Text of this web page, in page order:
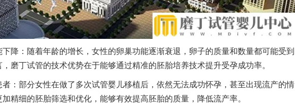
降：随着年龄的增长，女性的卵巢功能逐渐衰退，卵子的质量和数量都可能受到
磨丁试管的技术优势在于能够通过精准的胚胎培养技术提升受孕成功率。
：部分女性在做了多次试管婴儿移植后，依然无法成功怀孕，甚至出现流产的情
精细的胚胎筛选和优化，能够有效提高胚胎的质量，降低流产率。